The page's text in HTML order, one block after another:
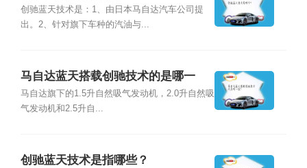
创驰蓝天技术是：1、由日本马自达汽车公司提
出。2、针对旗下车种的汽油与...
马自达蓝天搭载创驰技术的是哪一
款？
马自达旗下的1.5升自然吸气发动机，2.0升自然吸
气发动机和2.5升自...
创驰蓝天技术是指哪些？